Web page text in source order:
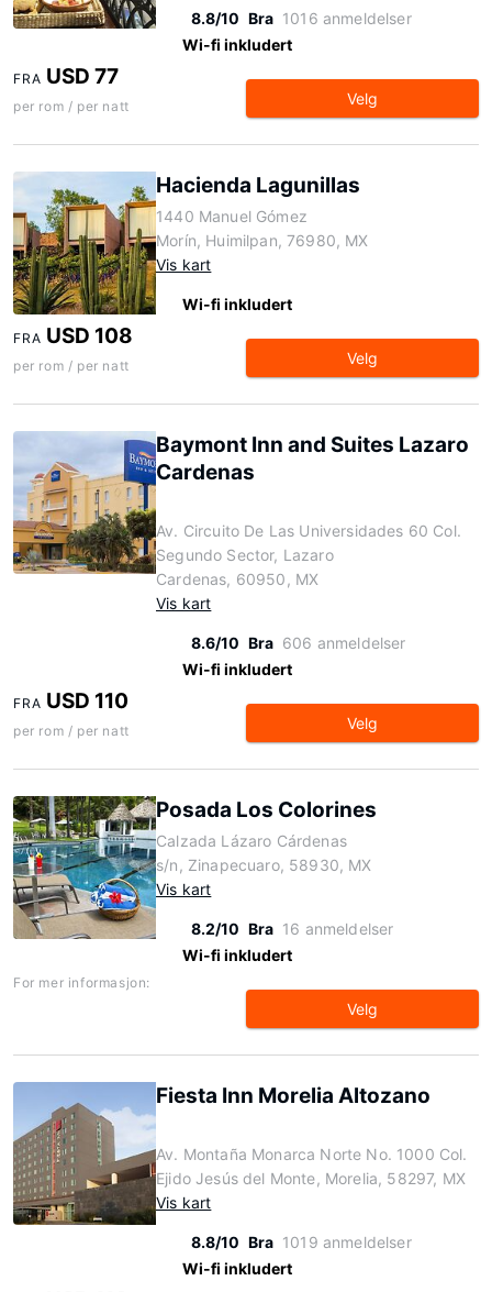
8.8/10 Bra 1016 anmeldelser
Wi-fi inkludert
FRA USD 77
per rom / per natt Velg
Hacienda Lagunillas
1440 Manuel Gómez
Morín, Huimilpan, 76980, MX
Vis kart
Wi-fi inkludert
FRA USD 108
per rom / per natt Velg
Baymont Inn and Suites Lazaro
Cardenas
Av. Circuito De Las Universidades 60 Col.
Segundo Sector, Lazaro
Cardenas, 60950, MX
Vis kart
8.6/10 Bra 606 anmeldelser
Wi-fi inkludert
FRA USD 110
per rom / per natt Velg
Posada Los Colorines
Calzada Lázaro Cárdenas
s/n, Zinapecuaro, 58930, MX
Vis kart
8.2/10 Bra 16 anmeldelser
Wi-fi inkludert
For mer informasjon:
Velg
Fiesta Inn Morelia Altozano
Av. Montaña Monarca Norte No. 1000 Col.
Ejido Jesús del Monte, Morelia, 58297, MX
Vis kart
8.8/10 Bra 1019 anmeldelser
Wi-fi inkludert